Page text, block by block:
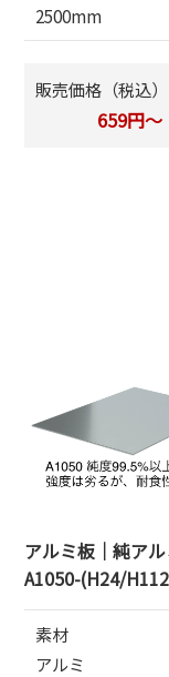
2500mm
販売価格（税込）
659円～
アルミ板｜純ア
A1050-(H24/
素材
アルミ